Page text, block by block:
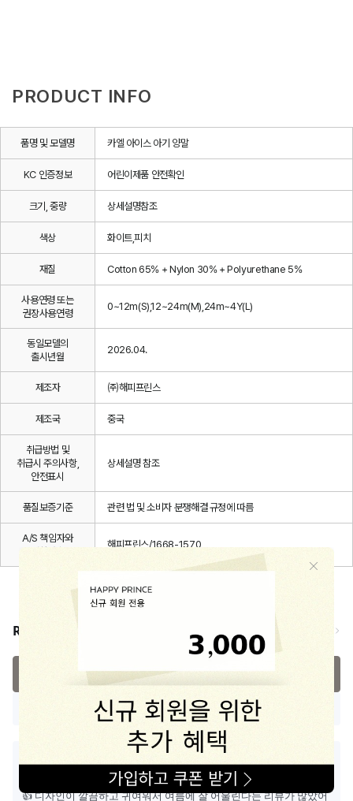
PRODUCT INFO
품명 및 모델명 카엘 아이스 아기 양말
KC 인증정보 어린이제품 안전확인
크기, 중량 상세설명참조
색상 화이트,피치
재질 Cotton 65% + Nylon 30% + Polyurethane 5%
사용연령 또는
권장사용연령
0~12m(S),12~24m(M),24m~4Y(L)
동일모델의
출시년월
2026.04.
제조자 ㈜해피프린스
제조국 중국
취급방법 및
취급시 주의사항,
안전표시
상세설명 참조
품질보증기준 관련 법 및 소비자 분쟁해결 규정에 따름
A/S 책임자와
전화번호
해피프린스/1668-1570